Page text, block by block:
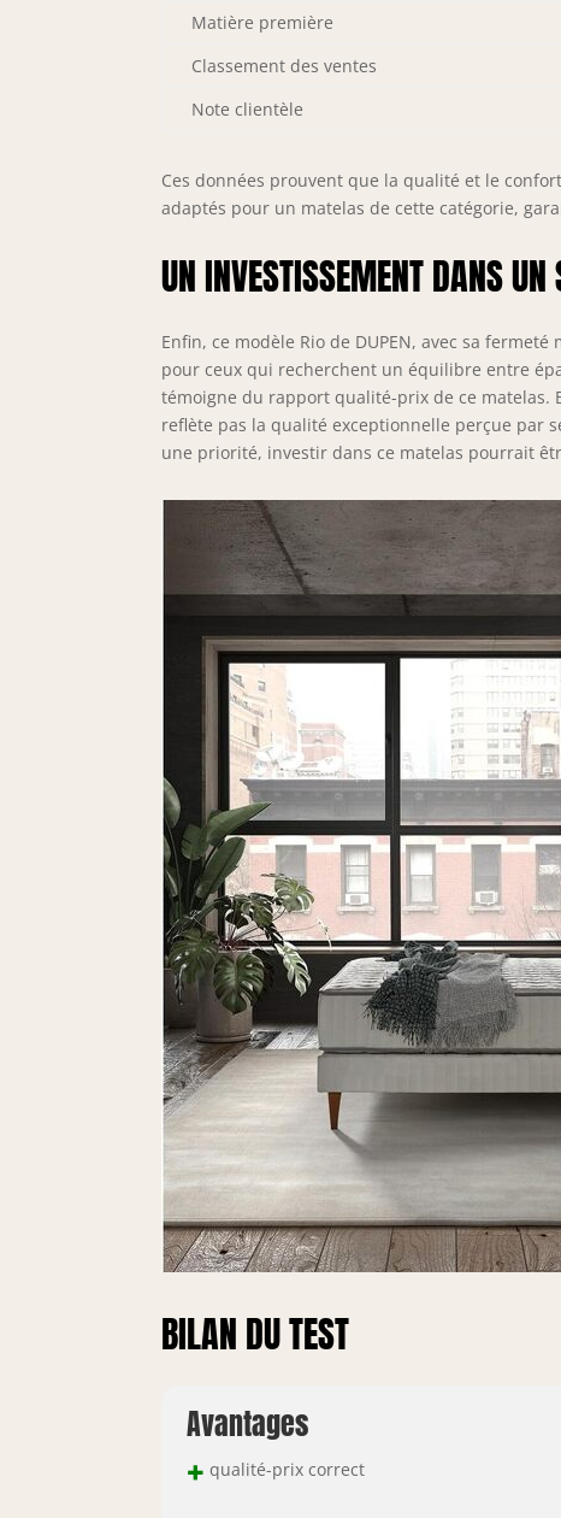
Matière première
Classement des ventes
Note clientèle
Ces données prouvent que la qualité et le
adaptés pour un matelas de cette catégorie,
UN INVESTISSEMENT DANS
Enfin, ce modèle Rio de DUPEN, avec sa
pour ceux qui recherchent un équilibre entre
témoigne du rapport qualité-prix de ce matelas.
reflète pas la qualité exceptionnelle perçue par
une priorité, investir dans ce matelas pourrait
BILAN DU TEST
Avantages
+ qualité-prix correct